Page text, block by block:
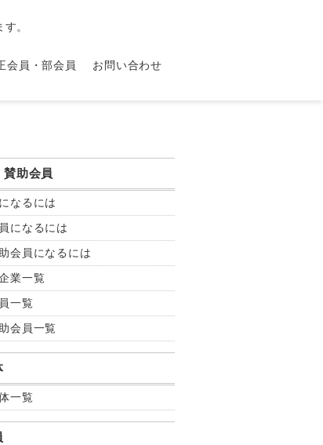
。
会員・部会員 お問い合わせ
賛助会員
なるには
になるには
会員になるには
業一覧
一覧
会員一覧
一覧